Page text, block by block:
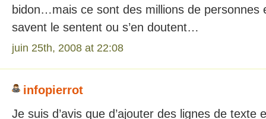
bidon…mais ce sont des millions de personnes
savent le sentent ou s’en doutent…
juin 25th, 2008 at 22:08
infopierrot
Je suis d’avis que d’ajouter des lignes de texte